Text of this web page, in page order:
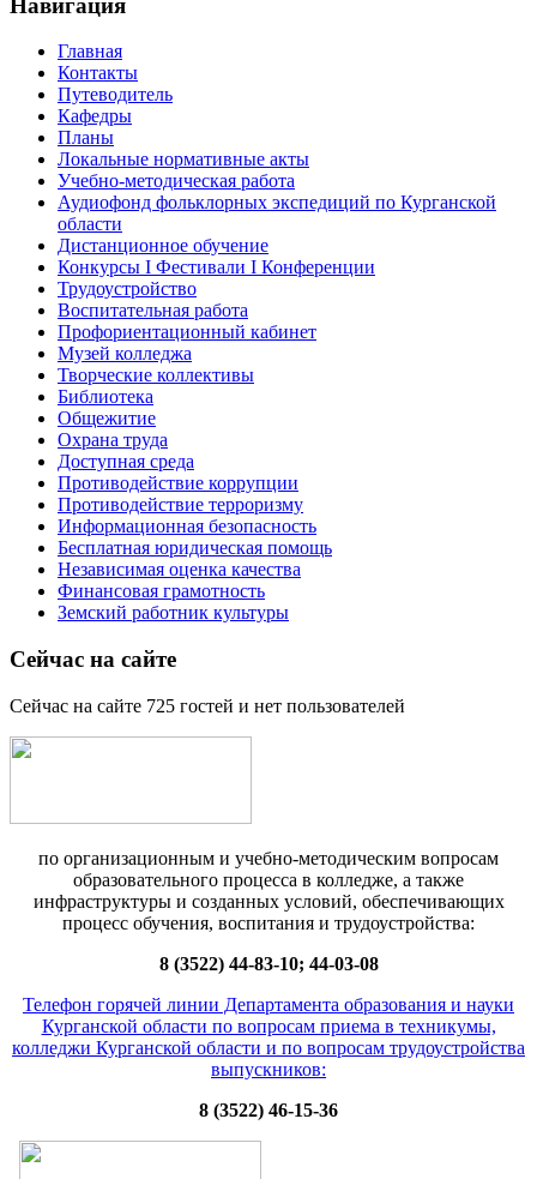
Главная
Контакты
Путеводитель
Кафедры
Планы
Локальные нормативные акты
Учебно-методическая работа
Аудиофонд фольклорных экспедиций по Курганской
области
Дистанционное обучение
Конкурсы I Фестивали I Конференции
Трудоустройство
Воспитательная работа
Профориентационный кабинет
Музей колледжа
Творческие коллективы
Библиотека
Общежитие
Охрана труда
Доступная среда
Противодействие коррупции
Противодействие терроризму
Информационная безопасность
Бесплатная юридическая помощь
Независимая оценка качества
Финансовая грамотность
Земский работник культуры
Сейчас на сайте
Сейчас на сайте 725 гостей и нет пользователей
по организационным и учебно-методическим вопросам
образовательного процесса в колледже, а также
инфраструктуры и созданных условий, обеспечивающих
процесс обучения, воспитания и трудоустройства:
8 (3522) 44-83-10; 44-03-08
Телефон горячей линии Департамента образования и науки
Курганской области по вопросам приема в техникумы,
колледжи Курганской области и по вопросам трудоустройства
выпускников:
8 (3522) 46-15-36